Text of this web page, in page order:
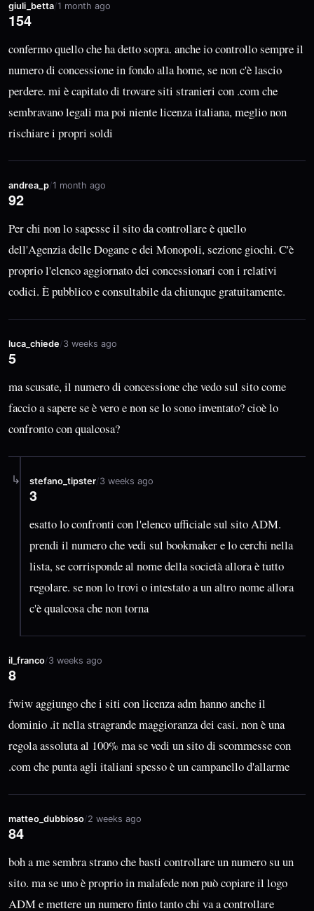
giuli_betta/1 month ago
154
confermo quello che ha detto sopra. anche io controllo sempre il
numero di concessione in fondo alla home, se non c'è lascio
perdere. mi è capitato di trovare siti stranieri con .com che
sembravano legali ma poi niente licenza italiana, meglio non
rischiare i propri soldi
andrea_p/1 month ago
92
Per chi non lo sapesse il sito da controllare è quello
dell'Agenzia delle Dogane e dei Monopoli, sezione giochi. C'è
proprio l'elenco aggiornato dei concessionari con i relativi
codici. È pubblico e consultabile da chiunque gratuitamente.
luca_chiede/3 weeks ago
5
ma scusate, il numero di concessione che vedo sul sito come
faccio a sapere se è vero e non se lo sono inventato? cioè lo
confronto con qualcosa?
↳ stefano_tipster/3 weeks ago
3
esatto lo confronti con l'elenco ufficiale sul sito ADM.
prendi il numero che vedi sul bookmaker e lo cerchi nella
lista, se corrisponde al nome della società allora è tutto
regolare. se non lo trovi o intestato a un altro nome allora
c'è qualcosa che non torna
il_franco/3 weeks ago
8
fwiw aggiungo che i siti con licenza adm hanno anche il
dominio .it nella stragrande maggioranza dei casi. non è una
regola assoluta al 100% ma se vedi un sito di scommesse con
.com che punta agli italiani spesso è un campanello d'allarme
matteo_dubbioso/2 weeks ago
84
boh a me sembra strano che basti controllare un numero su un
sito. ma se uno è proprio in malafede non può copiare il logo
ADM e mettere un numero finto tanto chi va a controllare